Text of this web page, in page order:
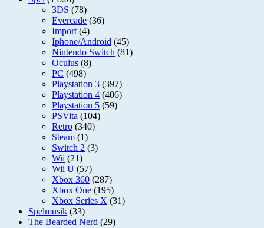
3DS (78)
Evercade (36)
Import (4)
Iphone/Android (45)
Nintendo Switch (81)
Oculus (8)
PC (498)
Playstation 3 (397)
Playstation 4 (406)
Playstation 5 (59)
PSVita (104)
Retro (340)
Steam (1)
Switch 2 (3)
Wii (21)
Wii U (57)
Xbox 360 (287)
Xbox One (195)
Xbox Series X (31)
Spelmusik (33)
The Bearded Nerd (29)